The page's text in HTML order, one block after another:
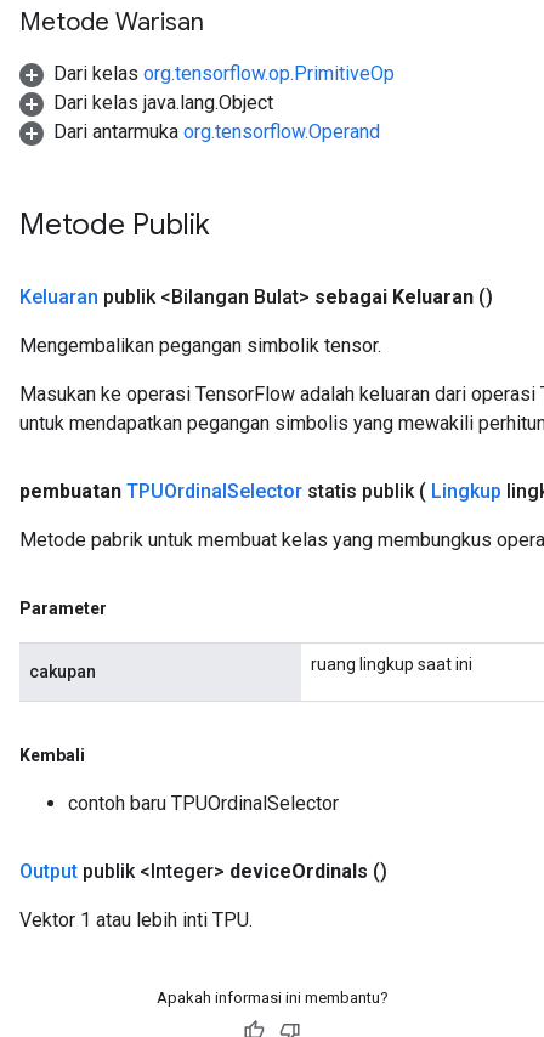
Metode Warisan
Dari kelas org.tensorflow.op.PrimitiveOp
Dari kelas java.lang.Object
Dari antarmuka org.tensorflow.Operand
Metode Publik
Keluaran publik <Bilangan Bulat> sebagai Keluaran ()
Mengembalikan pegangan simbolik tensor.
Masukan ke operasi TensorFlow adalah keluaran dari
untuk mendapatkan pegangan simbolis yang mewakili
pembuatan TPUOrdinalSelector statis publik ( Lingkup
Metode pabrik untuk membuat kelas yang membungkus
Parameter
cakupan ruang lingkup saat ini
Kembali
contoh baru TPUOrdinalSelector
Output publik <Integer> deviceOrdinals ()
Vektor 1 atau lebih inti TPU.
Apakah informasi ini membantu?